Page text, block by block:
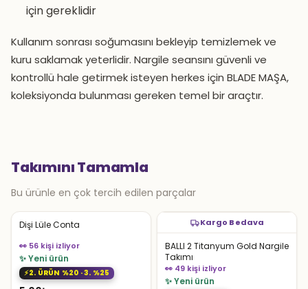
için gereklidir
Kullanım sonrası soğumasını bekleyip temizlemek ve
kuru saklamak yeterlidir. Nargile seansını güvenli ve
kontrollü hale getirmek isteyen herkes için BLADE MAŞA,
koleksiyonda bulunması gereken temel bir araçtır.
Takımını Tamamla
Bu ürünle en çok tercih edilen parçalar
Dişi Lüle Conta
👀 56 kişi izliyor
✨ Yeni ürün
2. ÜRÜN %20 · 3. %25
Kargo Bedava
BALLI 2 Titanyum Gold Nargile
Takımı
👀 49 kişi izliyor
✨ Yeni ürün